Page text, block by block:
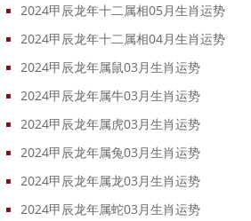
2024甲辰龙年十二属相05月生肖运势
2024甲辰龙年十二属相04月生肖运势
2024甲辰龙年属鼠03月生肖运势
2024甲辰龙年属牛03月生肖运势
2024甲辰龙年属虎03月生肖运势
2024甲辰龙年属兔03月生肖运势
2024甲辰龙年属龙03月生肖运势
2024甲辰龙年属蛇03月生肖运势